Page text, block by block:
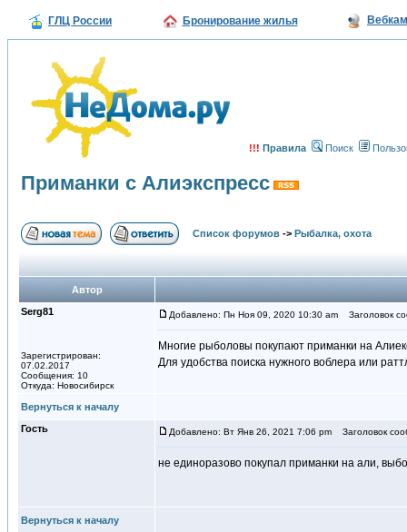
ГЛЦ России Бронирование жилья
!!! Правила Поиск
Приманки с Алиэкспресс
Список форумов -> Рыбалка, охота
Автор
Serg81
Зарегистрирован:
07.02.2017
Сообщения: 10
Откуда: Новосибирск
Добавлено: Пн Ноя 09, 2020 10:30 am Заголовок
Многие рыболовы покупают приманки на
Для удобства поиска нужного воблера или
Вернуться к началу
Гость
Добавлено: Вт Янв 26, 2021 7:06 pm Заголовок
не единоразово покупал приманки на али,
Вернуться к началу